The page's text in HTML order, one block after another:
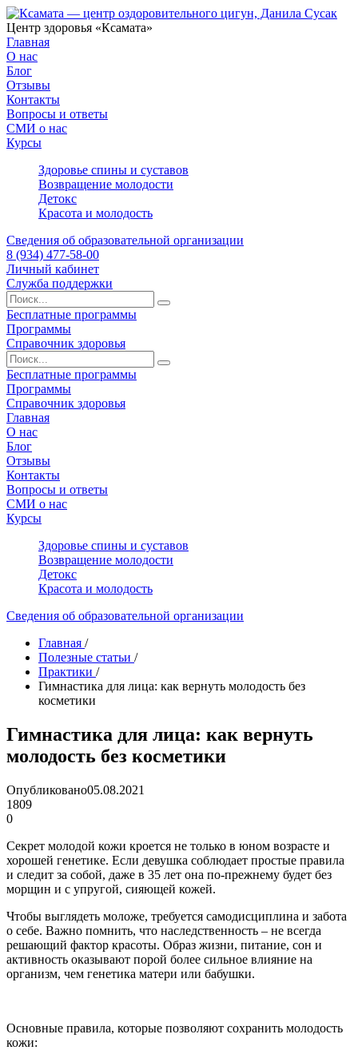
Центр здоровья «Ксамата»
Главная
О нас
Блог
Отзывы
Контакты
Вопросы и ответы
СМИ о нас
Курсы
Здоровье спины и суставов
Возвращение молодости
Детокс
Красота и молодость
Сведения об образовательной организации
8 (934) 477-58-00
Личный кабинет
Служба поддержки
Бесплатные программы
Программы
Справочник здоровья
Бесплатные программы
Программы
Справочник здоровья
Главная
О нас
Блог
Отзывы
Контакты
Вопросы и ответы
СМИ о нас
Курсы
Здоровье спины и суставов
Возвращение молодости
Детокс
Красота и молодость
Сведения об образовательной организации
Главная /
Полезные статьи /
Практики /
Гимнастика для лица: как вернуть молодость без
косметики
Гимнастика для лица: как вернуть
молодость без косметики
Опубликовано05.08.2021
1809
0
Секрет молодой кожи кроется не только в юном возрасте и
хорошей генетике. Если девушка соблюдает простые правила
и следит за собой, даже в 35 лет она по-прежнему будет без
морщин и с упругой, сияющей кожей.
Чтобы выглядеть моложе, требуется самодисциплина и забота
о себе. Важно помнить, что наследственность – не всегда
решающий фактор красоты. Образ жизни, питание, сон и
активность оказывают порой более сильное влияние на
организм, чем генетика матери или бабушки.
Основные правила, которые позволяют сохранить молодость
кожи: